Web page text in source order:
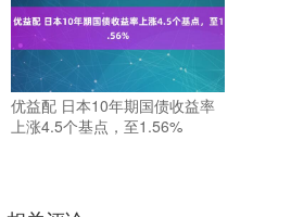
优益配 日本10年期国债收益率
上涨4.5个基点，至1.56%